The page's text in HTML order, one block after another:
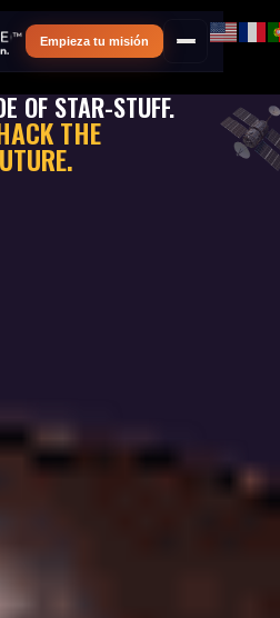
Empieza tu misión
OF STAR-STUFF.
THE